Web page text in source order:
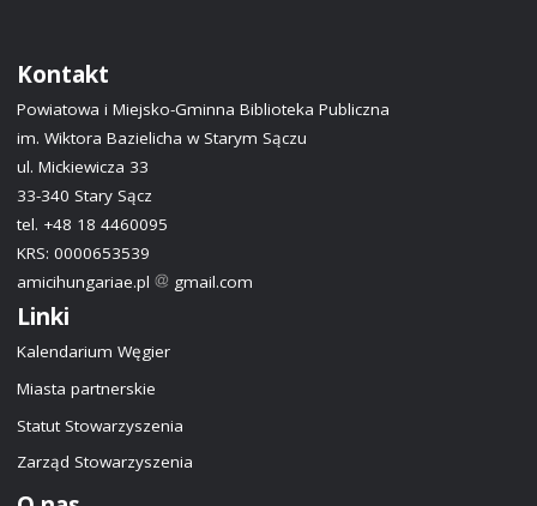
Kontakt
Powiatowa i Miejsko-Gminna Biblioteka Publiczna
im. Wiktora Bazielicha w Starym Sączu
ul. Mickiewicza 33
33-340 Stary Sącz
tel. +48 18 4460095
KRS: 0000653539
amicihungariae.pl
gmail.com
Linki
Kalendarium Węgier
Miasta partnerskie
Statut Stowarzyszenia
Zarząd Stowarzyszenia